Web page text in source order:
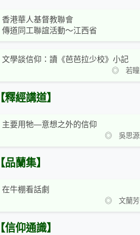
香港華人基督教聯會
傳道同工聯誼活動～江西省
文學談信仰：讀《芭芭拉少校》小記
◎ 若瞳
【釋經講道】
主要用牠—意想之外的信仰
◎ 吳思源
【品蘭集】
在牛棚看話劇
◎ 文蘭芳
【信仰通識】